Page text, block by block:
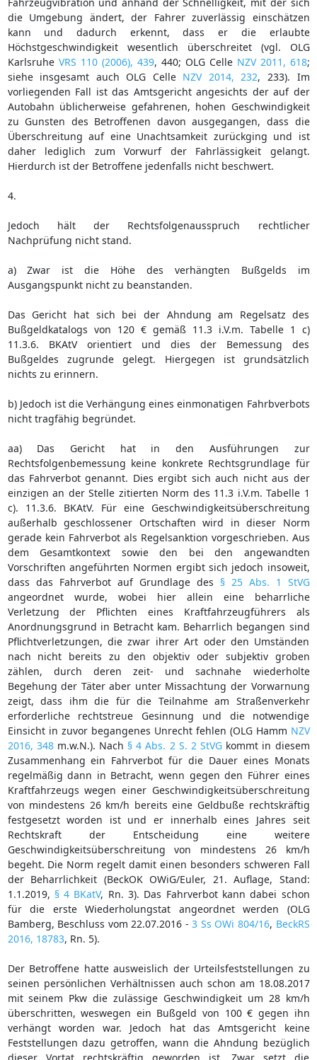
die Umgebung ändert, der Fahrer zuverlässig einschätzen
kann und dadurch erkennt, dass er die erlaubte
Höchstgeschwindigkeit wesentlich überschreitet (vgl. OLG
Karlsruhe VRS 110 (2006), 439, 440; OLG Celle NZV 2011, 618;
siehe insgesamt auch OLG Celle NZV 2014, 232, 233). Im
vorliegenden Fall ist das Amtsgericht angesichts der auf der
Autobahn üblicherweise gefahrenen, hohen Geschwindigkeit
zu Gunsten des Betroffenen davon ausgegangen, dass die
Überschreitung auf eine Unachtsamkeit zurückging und ist
daher lediglich zum Vorwurf der Fahrlässigkeit gelangt.
Hierdurch ist der Betroffene jedenfalls nicht beschwert.
4.
Jedoch hält der Rechtsfolgenausspruch rechtlicher
Nachprüfung nicht stand.
a) Zwar ist die Höhe des verhängten Bußgelds im
Ausgangspunkt nicht zu beanstanden.
Das Gericht hat sich bei der Ahndung am Regelsatz des
Bußgeldkatalogs von 120 € gemäß 11.3 i.V.m. Tabelle 1 c)
11.3.6. BKAtV orientiert und dies der Bemessung des
Bußgeldes zugrunde gelegt. Hiergegen ist grundsätzlich
nichts zu erinnern.
b) Jedoch ist die Verhängung eines einmonatigen Fahrbverbots
nicht tragfähig begründet.
aa) Das Gericht hat in den Ausführungen zur
Rechtsfolgenbemessung keine konkrete Rechtsgrundlage für
das Fahrverbot genannt. Dies ergibt sich auch nicht aus der
einzigen an der Stelle zitierten Norm des 11.3 i.V.m. Tabelle 1
c). 11.3.6. BKAtV. Für eine Geschwindigkeitsüberschreitung
außerhalb geschlossener Ortschaften wird in dieser Norm
gerade kein Fahrverbot als Regelsanktion vorgeschrieben. Aus
dem Gesamtkontext sowie den bei den angewandten
Vorschriften angeführten Normen ergibt sich jedoch insoweit,
dass das Fahrverbot auf Grundlage des § 25 Abs. 1 StVG
angeordnet wurde, wobei hier allein eine beharrliche
Verletzung der Pflichten eines Kraftfahrzeugführers als
Anordnungsgrund in Betracht kam. Beharrlich begangen sind
Pflichtverletzungen, die zwar ihrer Art oder den Umständen
nach nicht bereits zu den objektiv oder subjektiv groben
zählen, durch deren zeit- und sachnahe wiederholte
Begehung der Täter aber unter Missachtung der Vorwarnung
zeigt, dass ihm die für die Teilnahme am Straßenverkehr
erforderliche rechtstreue Gesinnung und die notwendige
Einsicht in zuvor begangenes Unrecht fehlen (OLG Hamm NZV
2016, 348m.w.N.). Nach § 4 Abs. 2 S. 2 StVG kommt in diesem
Zusammenhang ein Fahrverbot für die Dauer eines Monats
regelmäßig dann in Betracht, wenn gegen den Führer eines
Kraftfahrzeugs wegen einer Geschwindigkeitsüberschreitung
von mindestens 26 km/h bereits eine Geldbuße rechtskräftig
festgesetzt worden ist und er innerhalb eines Jahres seit
Rechtskraft der Entscheidung eine weitere
Geschwindigkeitsüberschreitung von mindestens 26 km/h
begeht. Die Norm regelt damit einen besonders schweren Fall
der Beharrlichkeit (BeckOK OWiG/Euler, 21. Auflage, Stand:
1.1.2019, § 4 BKatV, Rn. 3). Das Fahrverbot kann dabei schon
für die erste Wiederholungstat angeordnet werden (OLG
Bamberg, Beschluss vom 22.07.2016 -3 Ss OWi 804/16, BeckRS
2016, 18783, Rn. 5).
Der Betroffene hatte ausweislich der Urteilsfeststellungen zu
seinen persönlichen Verhältnissen auch schon am 18.08.2017
mit seinem Pkw die zulässige Geschwindigkeit um 28 km/h
überschritten, weswegen ein Bußgeld von 100 € gegen ihn
verhängt worden war. Jedoch hat das Amtsgericht keine
Feststellungen dazu getroffen, wann die Ahndung bezüglich
dieser Vortat rechtskräftig geworden ist. Zwar setzt die